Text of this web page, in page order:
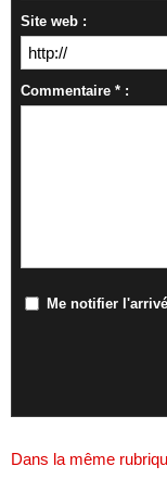
Site web :
Commentaire * :
Me notifier
Dans la même